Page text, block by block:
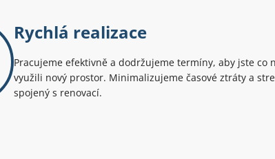
Rychlá realizace
Pracujeme efektivně a dodržujeme termíny, aby jste co
využili nový prostor. Minimalizujeme časové ztráty a
spojený s renovací.